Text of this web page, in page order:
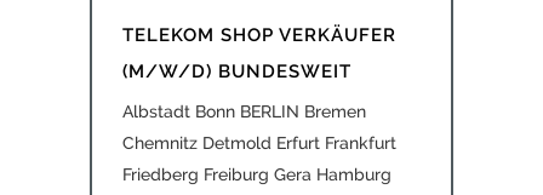
TELEKOM SHOP VERKÄUFER
(M/W/D) BUNDESWEIT
Albstadt Bonn BERLIN Bremen
Chemnitz Detmold Erfurt Frankfurt
Friedberg Freiburg Gera Hamburg